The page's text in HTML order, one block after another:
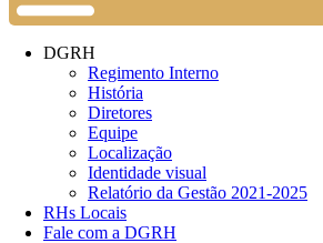
DGRH
Regimento Interno
História
Diretores
Equipe
Localização
Identidade visual
Relatório da Gestão 2021-2025
RHs Locais
Fale com a DGRH